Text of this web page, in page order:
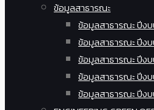
ข้อมูลสาธารณะ
ข้อมูลสาธารณะ ปีง
ข้อมูลสาธารณะ ปีง
ข้อมูลสาธารณะ ปีง
ข้อมูลสาธารณะ ปีง
ข้อมูลสาธารณะ ปีง